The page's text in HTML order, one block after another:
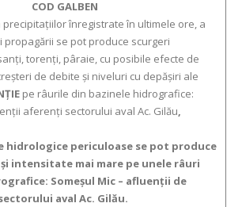
COD GALBEN
înregistrate în ultimele ore, a
propagării se pot produce scurgeri
torenţi, pâraie, cu posibile efecte de
de debite şi niveluri cu depăşiri ale
pe râurile din bazinele hidrografice:
aferenți sectorului aval Ac. Gilău,
periculoase se pot produce
intensitate mai mare pe unele râuri
Someșul Mic – afluenții de
aval Ac. Gilău.